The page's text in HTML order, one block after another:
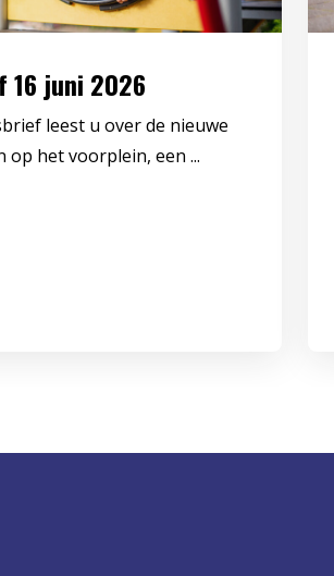
16 juni 2026
leest u over de nieuwe
op het voorplein, een ...